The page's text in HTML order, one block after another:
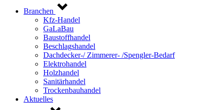
Branchen
Kfz-Handel
GaLaBau
Baustoffhandel
Beschlagshandel
Dachdecker-/ Zimmerer- /Spengler-Bedarf
Elektrohandel
Holzhandel
Sanitärhandel
Trockenbauhandel
Aktuelles